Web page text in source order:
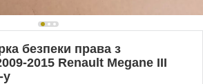
безпеки права з
2015 Renault Megane III
у